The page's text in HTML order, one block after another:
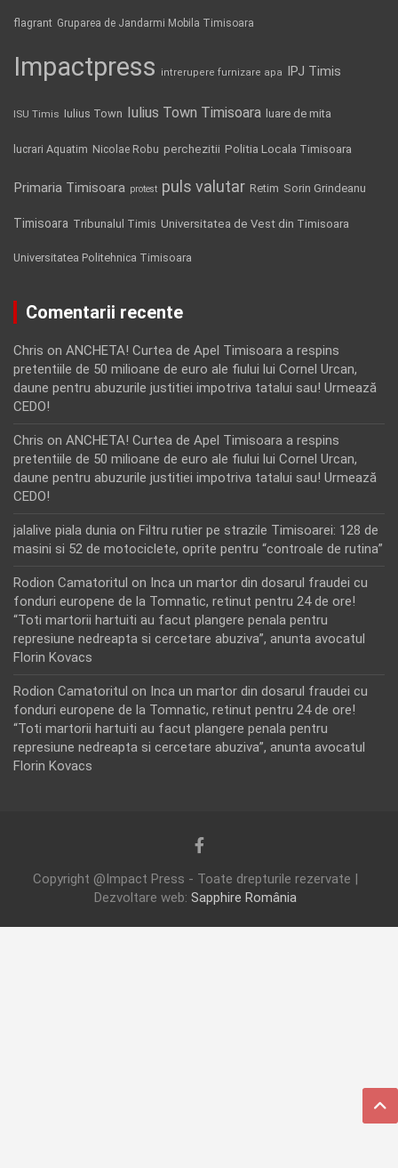
flagrant Gruparea de Jandarmi Mobila Timisoara
Impactpress intrerupere furnizare apa IPJ Timis
ISU Timis Iulius Town Iulius Town Timisoara luare de mita
lucrari Aquatim Nicolae Robu perchezitii Politia Locala Timisoara
Primaria Timisoara protest puls valutar Retim Sorin Grindeanu
Timisoara Tribunalul Timis Universitatea de Vest din Timisoara
Universitatea Politehnica Timisoara
Comentarii recente
Chris on ANCHETA! Curtea de Apel Timisoara a respins
pretentiile de 50 milioane de euro ale fiului lui Cornel Urcan,
daune pentru abuzurile justitiei impotriva tatalui sau! Urmează
CEDO!
Chris on ANCHETA! Curtea de Apel Timisoara a respins
pretentiile de 50 milioane de euro ale fiului lui Cornel Urcan,
daune pentru abuzurile justitiei impotriva tatalui sau! Urmează
CEDO!
jalalive piala dunia on Filtru rutier pe strazile Timisoarei: 128 de
masini si 52 de motociclete, oprite pentru “controale de rutina”
Rodion Camatoritul on Inca un martor din dosarul fraudei cu
fonduri europene de la Tomnatic, retinut pentru 24 de ore!
“Toti martorii hartuiti au facut plangere penala pentru
represiune nedreapta si cercetare abuziva”, anunta avocatul
Florin Kovacs
Rodion Camatoritul on Inca un martor din dosarul fraudei cu
fonduri europene de la Tomnatic, retinut pentru 24 de ore!
“Toti martorii hartuiti au facut plangere penala pentru
represiune nedreapta si cercetare abuziva”, anunta avocatul
Florin Kovacs
Copyright @Impact Press - Toate drepturile rezervate |
Dezvoltare web: Sapphire România